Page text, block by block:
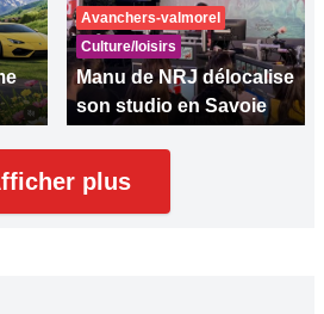
Avanchers-valmorel
Culture/loisirs
Manu de NRJ délocalise
son studio en Savoie
plus